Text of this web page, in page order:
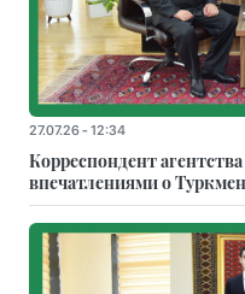
27.07.26 - 12:34
Корреспондент
впечатлениями о